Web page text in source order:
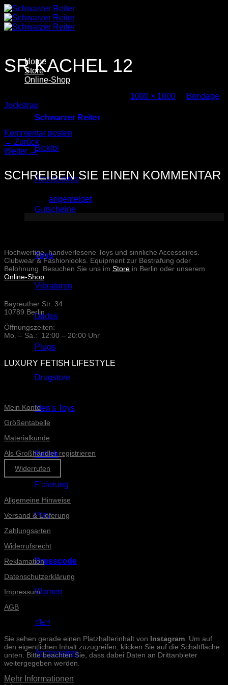
Zum
Inhalt
springen
Home
Store
Online-Shop
Schwarzer Reiter
Blcklbl
Accessoires
Gutscheine
Toys
Vibratoren
Dildos
Plugs
Drugstore
Men's Toys
Fetish
Fixierung
Play
Dresscode
Women
Men
Accessoires
SR KACHEL 12
1000 × 1000
Bondage
Jockstrap
Trackbacks sind geschlossen, aber Sie können einen
Kommentar posten
← Zurück
Weiter →
SCHREIBEN SIE EINEN KOMMENTAR
angemeldetsein, um einen Kommentar
abzugeben.
Hochwertige, handverlesene Toys und sinnliche Accessoires.
Clubwear & Fashionlooks. Equipment zur Bestrafung oder
Belohnung. Besuchen Sie uns im Store in Berlin oder unserem
Online-Shop
Bayreuther Str. 34
10789 Berlin
Öffnungszeiten:
Mo. – Sa.: 12:00 – 20:00 Uhr
LUXURY FETISH LIFESTYLE
Mein Konto
Größentabelle
Materialkunde
Als Großhändler registrieren
Widerrufen
Informationen
Allgemeine Hinweise
Versand & Lieferung
Zahlungsarten
Widerrufsrecht
Reklamation
Datenschutzerklärung
Impressum
AGB
INSTAGRAM-POSTS
Sie sehen gerade einen Platzhalterinhalt von Instagram . Um auf
den eigentlichen Inhalt zuzugreifen, klicken Sie auf die Schaltfläche
unten. Bitte beachten Sie, dass dabei Daten an Drittanbieter
weitergegeben werden.
Mehr Informationen